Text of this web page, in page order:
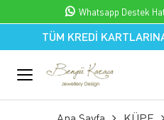
TÜM KREDİ
Whatsapp Destek